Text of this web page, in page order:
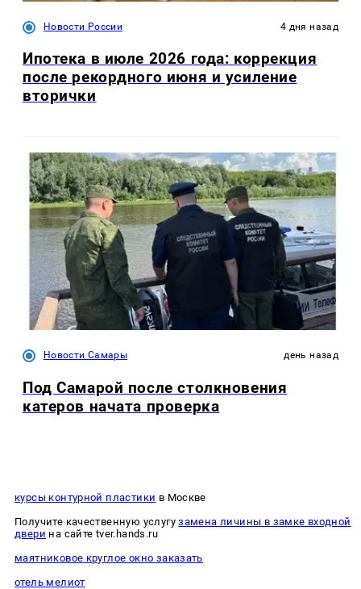
Новости России 4 дня назад
Ипотека в июле 2026 года: коррекция
после рекордного июня и усиление
вторички
Новости Самары день назад
Под Самарой после столкновения
катеров начата проверка
курсы контурной пластики в Москве
Получите качественную услугузамена личины в замке входной
двери на сайте tver.hands.ru
маятниковое круглое окно заказать
отель мелиот